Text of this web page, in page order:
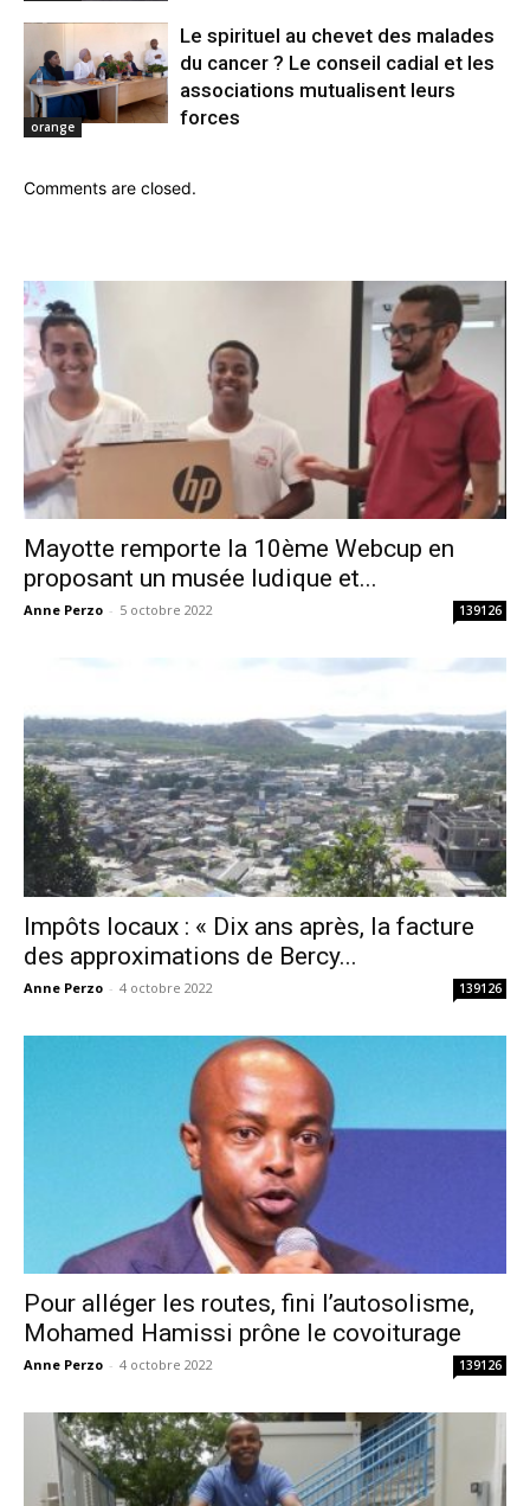
orange
Le spirituel au chevet des malades
du cancer ? Le conseil cadial et les
associations mutualisent leurs
forces
Comments are closed.
Mayotte remporte la 10ème Webcup en
proposant un musée ludique et...
Anne Perzo - 5 octobre 2022 139126
Impôts locaux : « Dix ans après, la facture
des approximations de Bercy...
Anne Perzo - 4 octobre 2022 139126
Pour alléger les routes, fini l’autosolisme,
Mohamed Hamissi prône le covoiturage
Anne Perzo - 4 octobre 2022 139126